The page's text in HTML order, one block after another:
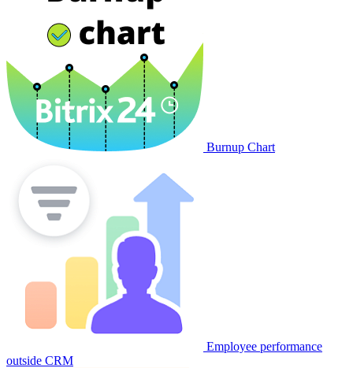
Burnup Chart
Employee performance
outside CRM